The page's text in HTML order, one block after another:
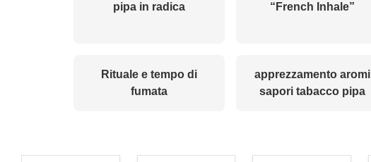
pipa in radica
“French Inhale”
Rituale e tempo di
fumata
apprezzamento aromi
sapori tabacco pipa